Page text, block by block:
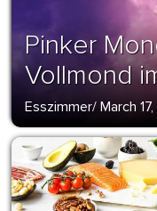
Pinker
Vollmond
Esszimmer/ March